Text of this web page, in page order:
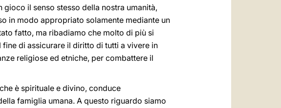
il senso stesso della nostra umanità,
in modo appropriato solamente mediante un
fatto, ma ribadiamo che molto di più si
di assicurare il diritto di tutti a vivere in
religiose ed etniche, per combattere il
è spirituale e divino, conduce
famiglia umana. A questo riguardo siamo